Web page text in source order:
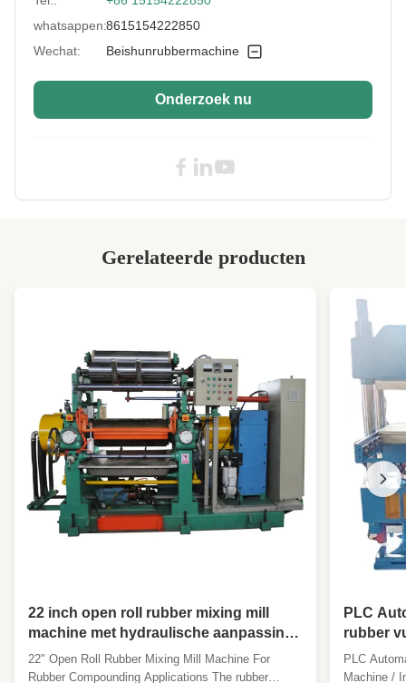
Roller Length: 2000 mm
Rubberkalender
Facultatief
Key Selling Points:Hoge nauwkeurigheid
Max Temperature: 200°C
High Light: Rubber Producte Roll Calender Machine ,
Rubberen vervoerbanden banden calender
machine
,
Hoog nauwkeurige
rubberrolkalendermachine
whatsappen:8615154222850
Wechat:
Beishunrubbermachine
Onderzoek nu
Gerelateerde producten
22 inch open roll rubber mixing mill
machine met hydraulische aanpassing
en stock blender
22" Open Roll Rubber Mixing Mill Machine For
Rubber Compounding Applications The rubber
PLC
rubber
rubber
PLC
Machine /